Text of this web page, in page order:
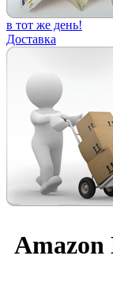
в тот же день!
Доставка
Amazon